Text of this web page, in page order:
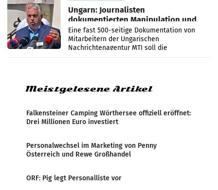
Ungarn: Journalisten
dokumentierten Manipulation und
Zensur
Eine fast 500-seitige Dokumentation von
Mitarbeitern der Ungarischen
Nachrichtenagentur MTI soll die
systematische Nachrichten-Manipulation und
Meistgelesene Artikel
Falkensteiner Camping Wörthersee offiziell eröffnet:
Drei Millionen Euro investiert
Personalwechsel im Marketing von Penny
Österreich und Rewe Großhandel
ORF: Pig legt Personalliste vor